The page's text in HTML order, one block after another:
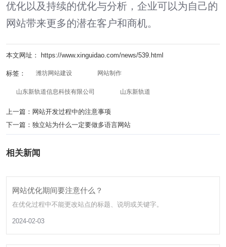
优化以及持续的优化与分析，企业可以为自己的
网站带来更多的潜在客户和商机。
本文网址： https://www.xinguidao.com/news/539.html
标签： 潍坊网站建设 网站制作
山东新轨道信息科技有限公司 山东新轨道
上一篇： 网站开发过程中的注意事项
下一篇： 独立站为什么一定要做多语言网站
相关新闻
网站优化期间要注意什么？
在优化过程中不能更改站点的标题、说明或关键字。
2024-02-03